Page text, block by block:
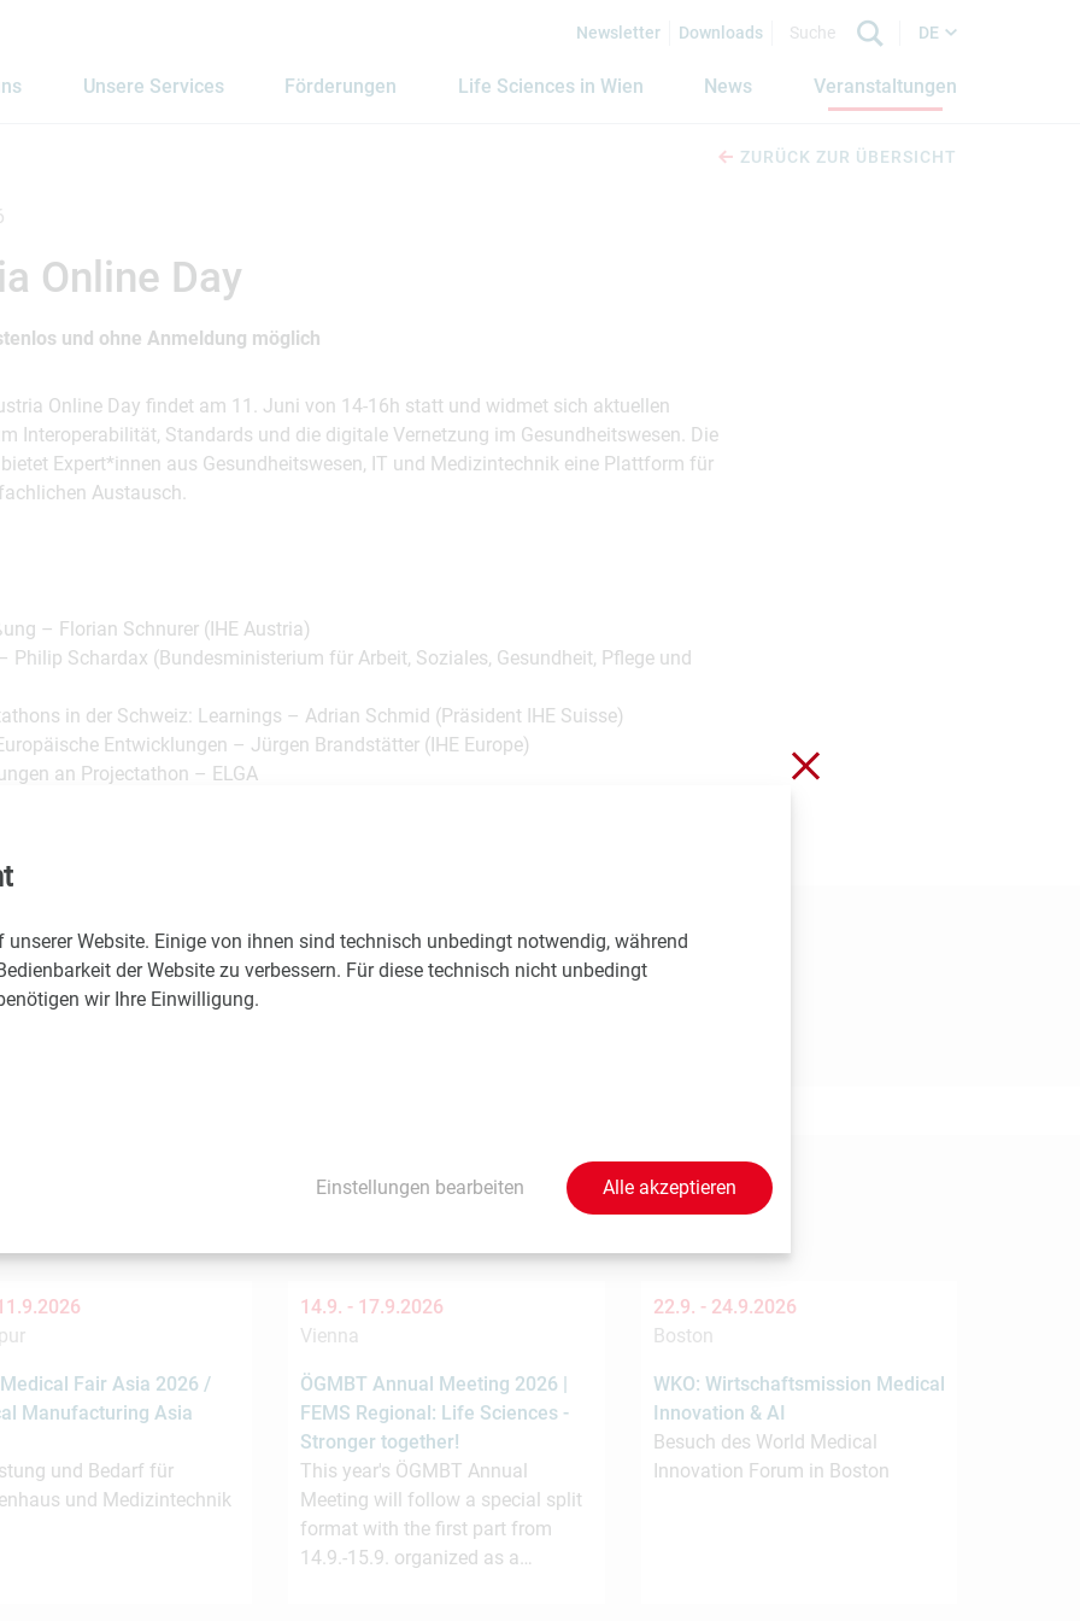
Newsletter Downloads DE
Unsere Services Förderungen Life Sciences in Wien News Veranstaltungen
ZURÜCK ZUR ÜBERSICHT
Online Day
und ohne Anmeldung möglich
Online Day findet am 11. Juni von 14-16h statt und widmet sich aktuellen
Interoperabilität, Standards und die digitale Vernetzung im Gesundheitswesen. Die
Expert*innen aus Gesundheitswesen, IT und Medizintechnik eine Plattform für
Austausch.
– Florian Schnurer (IHE Austria)
Philip Schardax (Bundesministerium für Arbeit, Soziales, Gesundheit, Pflege und
in der Schweiz: Learnings – Adrian Schmid (Präsident IHE Suisse)
Entwicklungen – Jürgen Brandstätter (IHE Europe)
an Projectathon – ELGA
16:00
Veranstaltungen könnten Sie auch interessieren
Fair Asia 2026 /
Manufacturing Asia
und Bedarf für
und Medizintechnik
14.9. - 17.9.2026
Vienna
ÖGMBT Annual Meeting 2026 |
FEMS Regional: Life Sciences -
Stronger together!
This year's ÖGMBT Annual
Meeting will follow a special split
format with the first part from
14.9.-15.9. organized as a…
22.9. - 24.9.2026
Boston
WKO: Wirtschaftsmission Medical
Innovation & AI
Besuch des World Medical
Innovation Forum in Boston
Schließen ohne zu
unserer Website. Einige von ihnen sind technisch unbedingt notwendig, während
der Website zu verbessern. Für diese technisch nicht unbedingt
wir Ihre Einwilligung.
Einstellungen bearbeiten Alle akzeptieren